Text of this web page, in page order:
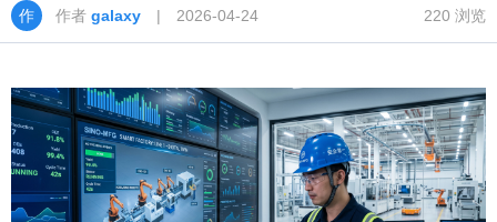
作者 galaxy | 2026-04-24 220 浏览